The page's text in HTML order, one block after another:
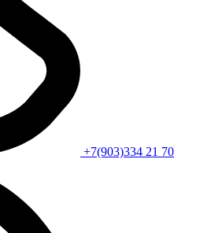
+7(903)334 21 70